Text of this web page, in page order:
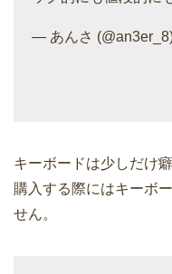
— あんさ
キーボードは少しだけ
購入する際にはキーボ
せん。